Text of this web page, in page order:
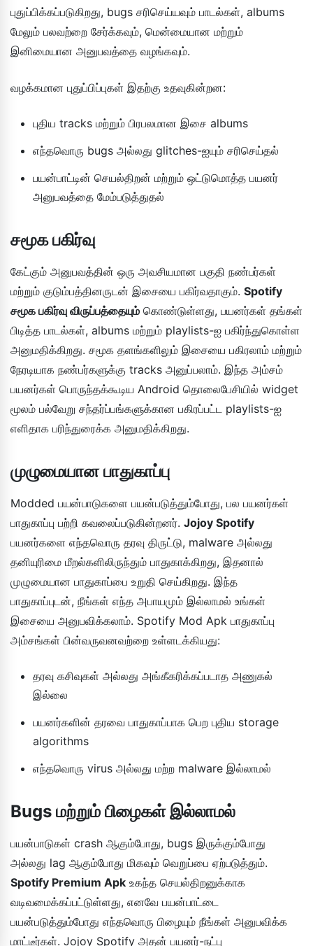
புதுப்பிக்கப்படுகிறது, bugs சரிசெய்யவும் பாடல்கள், albums
மேலும் பலவற்றை சேர்க்கவும், மென்மையான மற்றும்
இனிமையான அனுபவத்தை வழங்கவும்.
வழக்கமான புதுப்பிப்புகள் இதற்கு உதவுகின்றன:
புதிய tracks மற்றும் பிரபலமான இசை albums
எந்தவொரு bugs அல்லது glitches-ஐயும் சரிசெய்தல்
பயன்பாட்டின் செயல்திறன் மற்றும் ஒட்டுமொத்த பயனர்
அனுபவத்தை மேம்படுத்துதல்
சமூக பகிர்வு
கேட்கும் அனுபவத்தின் ஒரு அவசியமான பகுதி நண்பர்கள்
மற்றும் குடும்பத்தினருடன் இசையை பகிர்வதாகும். Spotify
சமூக பகிர்வு விருப்பத்தையும் கொண்டுள்ளது, பயனர்கள் தங்கள்
பிடித்த பாடல்கள், albums மற்றும் playlists-ஐ பகிர்ந்துகொள்ள
அனுமதிக்கிறது. சமூக தளங்களிலும் இசையை பகிரலாம் மற்றும்
நேரடியாக நண்பர்களுக்கு tracks அனுப்பலாம். இந்த அம்சம்
பயனர்கள் பொருந்தக்கூடிய Android தொலைபேசியில் widget
மூலம் பல்வேறு சந்தர்ப்பங்களுக்கான பகிரப்பட்ட playlists-ஐ
எளிதாக பரிந்துரைக்க அனுமதிக்கிறது.
முழுமையான பாதுகாப்பு
Modded பயன்பாடுகளை பயன்படுத்தும்போது, பல பயனர்கள்
பாதுகாப்பு பற்றி கவலைப்படுகின்றனர். Jojoy Spotify
பயனர்களை எந்தவொரு தரவு திருட்டு, malware அல்லது
தனியுரிமை மீறல்களிலிருந்தும் பாதுகாக்கிறது, இதனால்
முழுமையான பாதுகாப்பை உறுதி செய்கிறது. இந்த
பாதுகாப்புடன், நீங்கள் எந்த அபாயமும் இல்லாமல் உங்கள்
இசையை அனுபவிக்கலாம். Spotify Mod Apk பாதுகாப்பு
அம்சங்கள் பின்வருவனவற்றை உள்ளடக்கியது:
தரவு கசிவுகள் அல்லது அங்கீகரிக்கப்படாத அணுகல்
இல்லை
பயனர்களின் தரவை பாதுகாப்பாக பெற புதிய storage
algorithms
எந்தவொரு virus அல்லது மற்ற malware இல்லாமல்
Bugs மற்றும் பிழைகள் இல்லாமல்
பயன்பாடுகள் crash ஆகும்போது, bugs இருக்கும்போது
அல்லது lag ஆகும்போது மிகவும் வெறுப்பை ஏற்படுத்தும்.
Spotify Premium Apk உகந்த செயல்திறனுக்காக
வடிவமைக்கப்பட்டுள்ளது, எனவே பயன்பாட்டை
பயன்படுத்தும்போது எந்தவொரு பிழையும் நீங்கள் அனுபவிக்க
மாட்டீர்கள். Jojoy Spotify அதன் பயனர்-நட்பு